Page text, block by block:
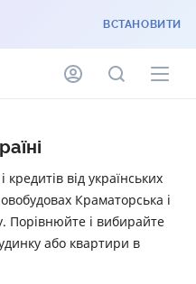
ВСТАНОВИТИ
кредитів від українських
Краматорська і
Порівнюйте і вибирайте
або квартири в